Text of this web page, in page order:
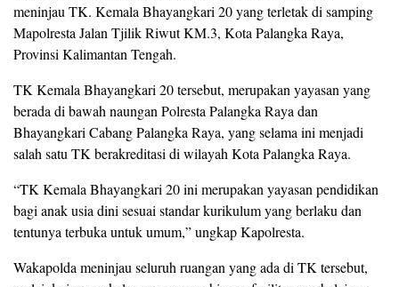
meninjau TK. Kemala Bhayangkari 20 yang terletak di samping
Mapolresta Jalan Tjilik Riwut KM.3, Kota Palangka Raya,
Provinsi Kalimantan Tengah.
TK Kemala Bhayangkari 20 tersebut, merupakan yayasan yang
berada di bawah naungan Polresta Palangka Raya dan
Bhayangkari Cabang Palangka Raya, yang selama ini menjadi
salah satu TK berakreditasi di wilayah Kota Palangka Raya.
“TK Kemala Bhayangkari 20 ini merupakan yayasan pendidikan
bagi anak usia dini sesuai standar kurikulum yang berlaku dan
tentunya terbuka untuk umum,” ungkap Kapolresta.
Wakapolda meninjau seluruh ruangan yang ada di TK tersebut,